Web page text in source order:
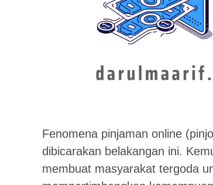
Fenomena pinjaman online
dibicarakan belakangan ini.
membuat masyarakat tergoda